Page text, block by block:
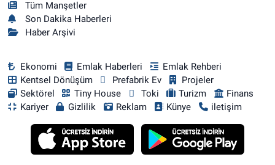
Tüm Manşetler
Son Dakika Haberleri
Haber Arşivi
Ekonomi Emlak Haberleri
Emlak Rehberi
Kentsel Dönüşüm
Prefabrik Ev
Projeler
Sektörel
Tiny House Toki Turizm
Finans
Kariyer
Gizlilik Reklam Künye iletişim